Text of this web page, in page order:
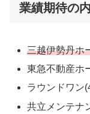
業績期待の
三越伊勢丹ホ
東急不動産ホ
ラウンドワン
共立メンテナ